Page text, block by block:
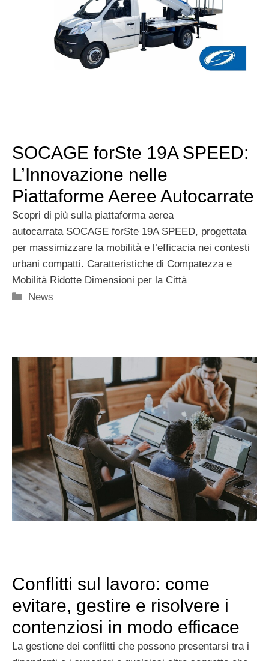
SOCAGE forSte 19A SPEED:
L’Innovazione nelle
Piattaforme Aeree Autocarrate
Scopri di più sulla piattaforma aerea
autocarrata SOCAGE forSte 19A SPEED, progettata
per massimizzare la mobilità e l’efficacia nei contesti
urbani compatti. Caratteristiche di Compatezza e
Mobilità Ridotte Dimensioni per la Città
Categorie
News
Conflitti sul lavoro: come
evitare, gestire e risolvere i
contenziosi in modo efficace
La gestione dei conflitti che possono presentarsi tra i